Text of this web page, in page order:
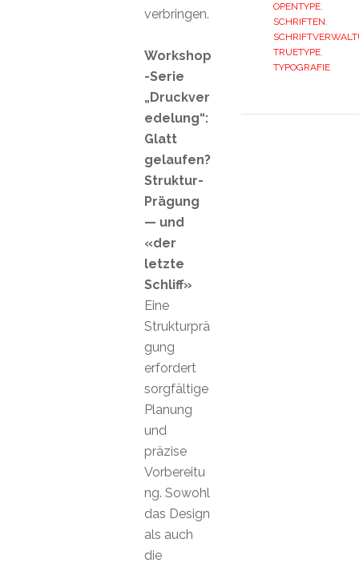
OPENTYPE,
SCHRIFTEN,
TRUETYPE,
TYPOGRAFIE
verbringen.
Workshop
-Serie
„Druckver
edelung“:
Glatt
gelaufen?
Struktur-
Prägung
— und
«der
letzte
Schliff»
Eine
Strukturprä
gung
erfordert
sorgfältige
Planung
und
präzise
Vorbereitu
ng. Sowohl
das Design
als auch
die